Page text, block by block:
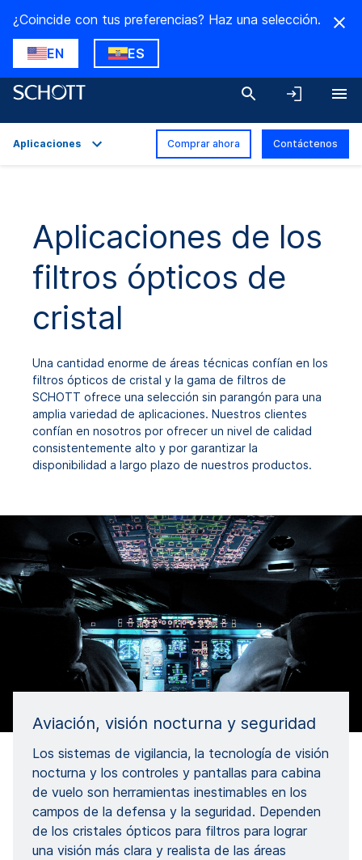
¿Coincide con tus preferencias? Haz una selección.
EN ES
Datos técnicos
Variantes del producto
Descargas
Aplicaciones Comprar ahora Contáctenos
Aplicaciones de los
filtros ópticos de
cristal
Una cantidad enorme de áreas técnicas confían en los
filtros ópticos de cristal y la gama de filtros de
SCHOTT ofrece una selección sin parangón para una
amplia variedad de aplicaciones. Nuestros clientes
confían en nosotros por ofrecer un nivel de calidad
consistentemente alto y por garantizar la
disponibilidad a largo plazo de nuestros productos.
Aviación, visión nocturna y seguridad
Los sistemas de vigilancia, la tecnología de visión
nocturna y los controles y pantallas para cabina
de vuelo son herramientas inestimables en los
campos de la defensa y la seguridad. Dependen
de los cristales ópticos para filtros para lograr
una visión más clara y realista de las áreas